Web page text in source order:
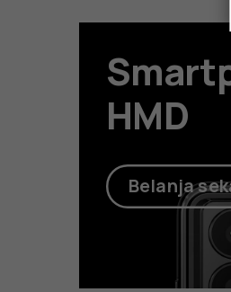
HMD
Belanja